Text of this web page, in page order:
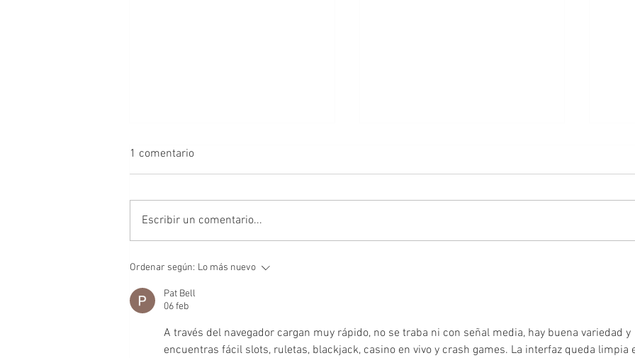
Desafío
1 comentario
Escribir un comentario...
Ordenar según: Lo más nuevo
Pat Bell
06 feb
A través del navegador cargan muy rápido, no se traba ni con señal media, hay buena variedad y
encuentras fácil slots, ruletas, blackjack, casino en vivo y crash games. La interfaz queda limpia